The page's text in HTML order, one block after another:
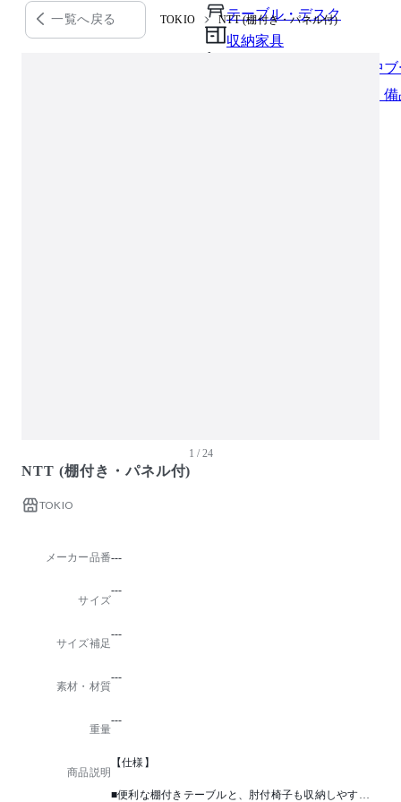
テーブル・デスク
収納家具
パーソナルブース・集中
オフィスアクセサリー・
一覧へ戻る TOKIO NTT (棚付き・パネル付)
1 / 24
NTT (棚付き・パネル付)
TOKIO
メーカー品番---
サイズ
---
サイズ補足
---
素材・材質
---
重量
---
商品説明
【仕様】
■便利な棚付きテーブルと、肘付椅子も収納しやすい